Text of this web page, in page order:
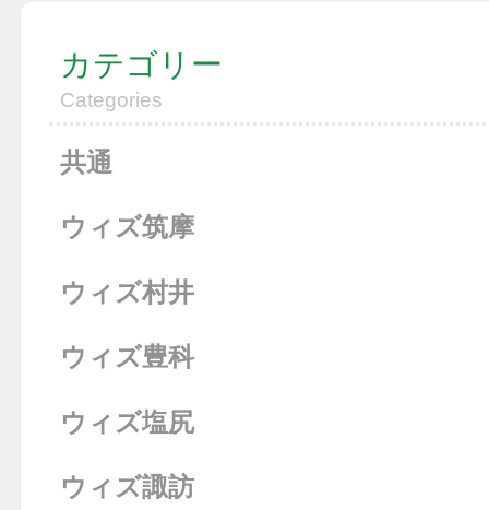
カテゴリー
Categories
共通
ウィズ筑摩
ウィズ村井
ウィズ豊科
ウィズ塩尻
ウィズ諏訪